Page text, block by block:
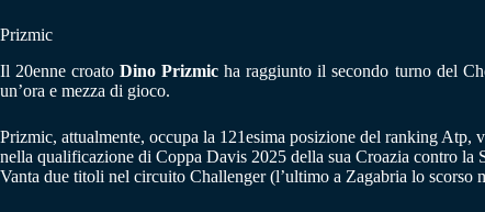
Prizmic
Il 20enne croatoDino Prizmic ha raggiunto il secondo turno del
un’ora e mezza di gioco.
Prizmic, attualmente, occupa la 121esima posizione del ranking Atp,
nella qualificazione di Coppa Davis 2025 della sua Croazia contro la
Vanta due titoli nel circuito Challenger (l’ultimo a Zagabria lo scorso